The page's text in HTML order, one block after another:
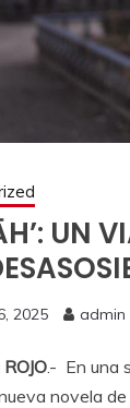
UN
2025 admin
.- En una
nueva novela